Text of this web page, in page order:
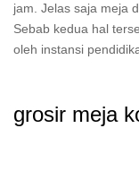
jam. Jelas saja meja
Sebab kedua hal
oleh instansi
grosir meja